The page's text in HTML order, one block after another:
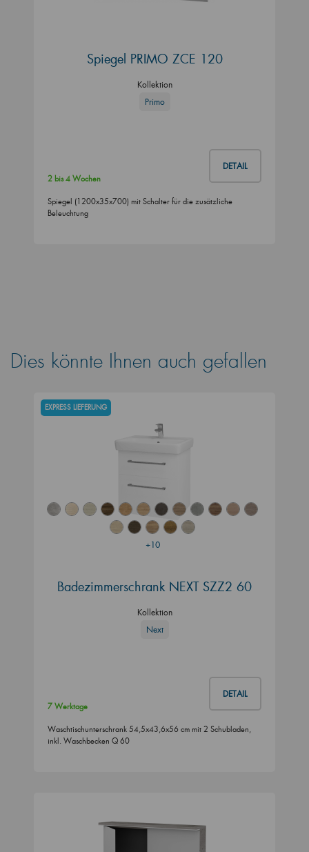
Spiegel PRIMO ZCE 120
Kollektion
Primo
DETAIL
2 bis 4 Wochen
Spiegel (1200x35x700) mit Schalter für die zusätzliche
Beleuchtung
Dies könnte Ihnen auch gefallen
+10
EXPRESS LIEFERUNG
Badezimmerschrank NEXT SZZ2 60
Kollektion
Next
DETAIL
7 Werktage
Waschtischunterschrank 54,5x43,6x56 cm mit 2 Schubladen,
inkl. Waschbecken Q 60